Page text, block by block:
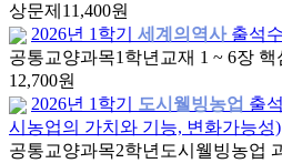
상문제 11,400원
2026년 1학기
세계의역사 출석
공통교양과목1학년 교재 1 ~ 6장
12,700원
2026년 1학기
도시웰빙농업 출
시농업의 가치와 기능, 변화가능성)
공통교양과목2학년 도시웰빙농업